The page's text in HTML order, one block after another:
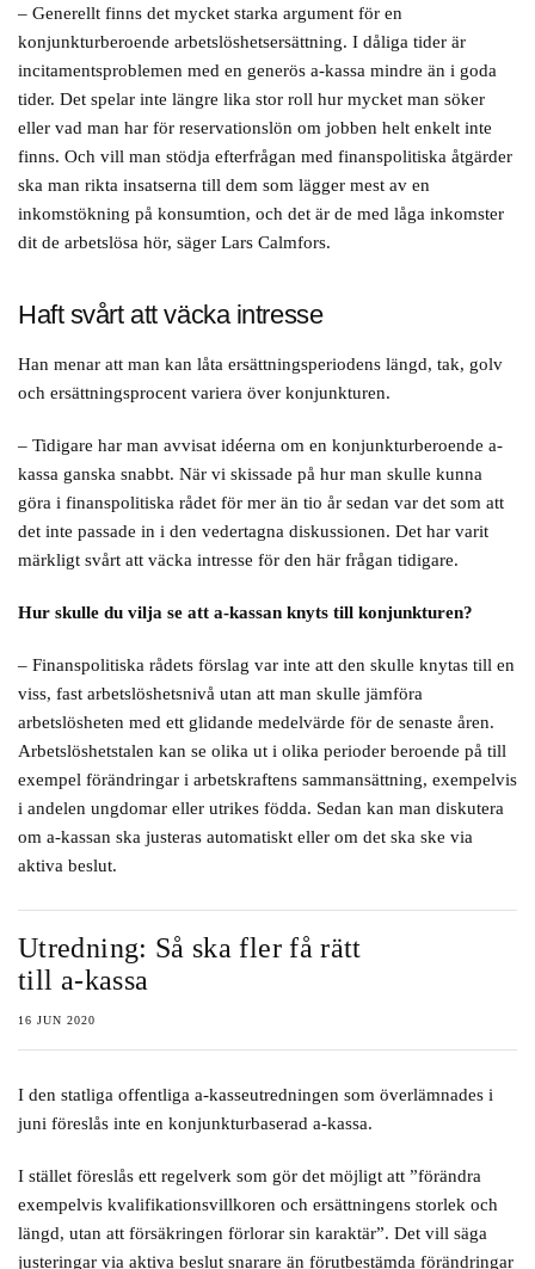
– Generellt finns det mycket starka argument för en
konjunkturberoende arbetslöshetsersättning. I dåliga tider är
incitamentsproblemen med en generös a-kassa mindre än i goda
tider. Det spelar inte längre lika stor roll hur mycket man söker
eller vad man har för reservationslön om jobben helt enkelt inte
finns. Och vill man stödja efterfrågan med finanspolitiska åtgärder
ska man rikta insatserna till dem som lägger mest av en
inkomstökning på konsumtion, och det är de med låga inkomster
dit de arbetslösa hör, säger Lars Calmfors.
Haft svårt att väcka intresse
Han menar att man kan låta ersättningsperiodens längd, tak, golv
och ersättningsprocent variera över konjunkturen.
– Tidigare har man avvisat idéerna om en konjunkturberoende a-
kassa ganska snabbt. När vi skissade på hur man skulle kunna
göra i finanspolitiska rådet för mer än tio år sedan var det som att
det inte passade in i den vedertagna diskussionen. Det har varit
märkligt svårt att väcka intresse för den här frågan tidigare.
Hur skulle du vilja se att a-kassan knyts till konjunkturen?
– Finanspolitiska rådets förslag var inte att den skulle knytas till en
viss, fast arbetslöshetsnivå utan att man skulle jämföra
arbetslösheten med ett glidande medelvärde för de senaste åren.
Arbetslöshetstalen kan se olika ut i olika perioder beroende på till
exempel förändringar i arbetskraftens sammansättning, exempelvis
i andelen ungdomar eller utrikes födda. Sedan kan man diskutera
om a-kassan ska justeras automatiskt eller om det ska ske via
aktiva beslut.
Utredning: Så ska fler få rätt
till a-kassa
16 JUN 2020
I den statliga offentliga a-kasseutredningen som överlämnades i
juni föreslås inte en konjunkturbaserad a-kassa.
I stället föreslås ett regelverk som gör det möjligt att ”förändra
exempelvis kvalifikationsvillkoren och ersättningens storlek och
längd, utan att försäkringen förlorar sin karaktär”. Det vill säga
justeringar via aktiva beslut snarare än förutbestämda förändringar